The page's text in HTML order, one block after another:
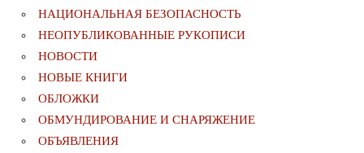
НАЦИОНАЛЬНАЯ БЕЗОПАСНОСТЬ
НЕОПУБЛИКОВАННЫЕ РУКОПИСИ
НОВОСТИ
НОВЫЕ КНИГИ
ОБЛОЖКИ
ОБМУНДИРОВАНИЕ И СНАРЯЖЕНИЕ
ОБЪЯВЛЕНИЯ